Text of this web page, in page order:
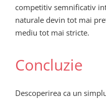
competitiv semnificativ
naturale devin tot mai
mediu tot mai stricte.
Concluzie
Descoperirea ca un